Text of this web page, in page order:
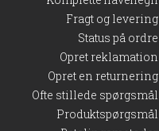
Fragt og levering
Status på ordre
Opret reklamation
Opret en returnering
Ofte stillede spørgsmål
Produktspørgsmål